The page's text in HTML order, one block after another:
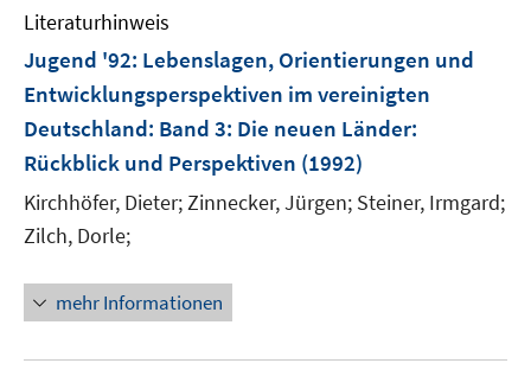
f
n
e
n
Literaturhinweis
Jugend '92: Lebenslagen, Orientierungen und
Entwicklungsperspektiven im vereinigten
Deutschland: Band 3: Die neuen Länder:
Rückblick und Perspektiven (1992)
Kirchhöfer, Dieter;Zinnecker, Jürgen; Steiner, Irmgard;
Zilch, Dorle;
mehr Informationen